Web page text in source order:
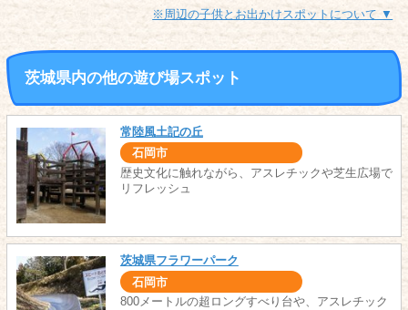
※周辺の子供とお出かけスポットについて ▼
茨城県内の他の遊び場スポット
常陸風土記の丘
石岡市
歴史文化に触れながら、アスレチックや芝生広場で
リフレッシュ
茨城県フラワーパーク
石岡市
800メートルの超ロングすべり台や、アスレチック